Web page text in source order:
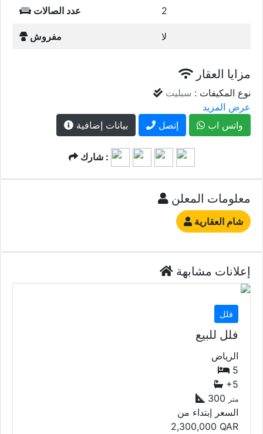
عدد الصالات 2
مفروش لا
مزايا العقار
نوع المكيفات : سبليت
عرض المزيد
بيانات إضافية
إتصل واتس اب
شارك :
معلومات المعلن
شام العقارية
إعلانات مشابهة
فلل
فلل للبيع
الرياض
5
+5
300 متر
السعر إبتداء من
2,300,000 QAR